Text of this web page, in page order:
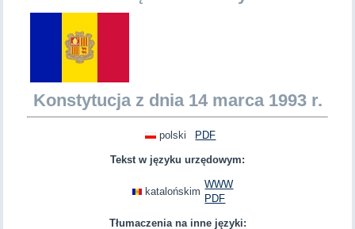
Konstytucja z dnia 14 marca 1993 r.
polski PDF
Tekst w języku urzędowym:
katalońskim
WWW
PDF
Tłumaczenia na inne języki: